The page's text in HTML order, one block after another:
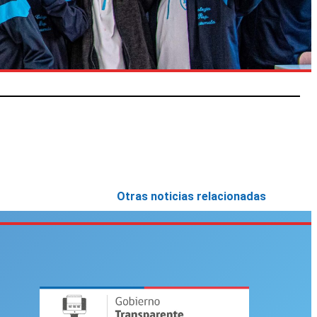
Otras noticias relacionadas